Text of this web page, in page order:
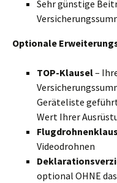
Sehr günstige
Optionale
TOP-Klausel–
Geräteliste
Wert Ihrer
Videodrohnen
optional OHNE